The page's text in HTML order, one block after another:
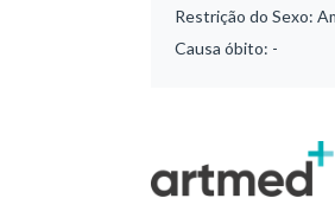
Restrição do Sexo:
Causa óbito: -